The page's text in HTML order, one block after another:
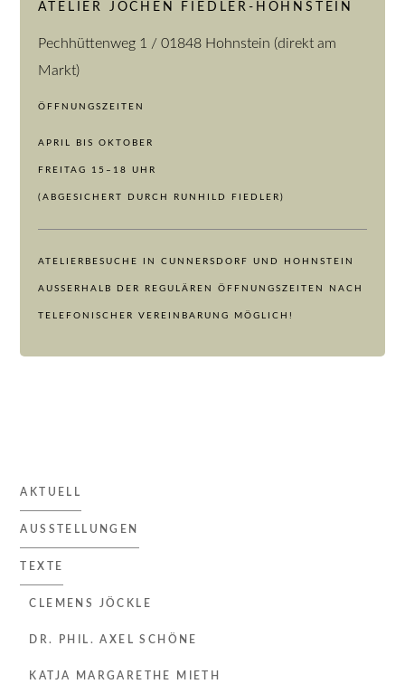
ATELIER JOCHEN FIEDLER-HOHNSTEIN
Pechhüttenweg 1 / 01848 Hohnstein (direkt am
Markt)
ÖFFNUNGSZEITEN
APRIL BIS OKTOBER
FREITAG 15–18 UHR
(ABGESICHERT DURCH RUNHILD FIEDLER)
ATELIERBESUCHE IN CUNNERSDORF UND HOHNSTEIN
AUSSERHALB DER REGULÄREN ÖFFNUNGSZEITEN NACH T
ELEFONISCHER VEREINBARUNG MÖGLICH!
AKTUELL
AUSSTELLUNGEN
TEXTE
CLEMENS JÖCKLE
DR. PHIL. AXEL SCHÖNE
KATJA MARGARETHE MIETH